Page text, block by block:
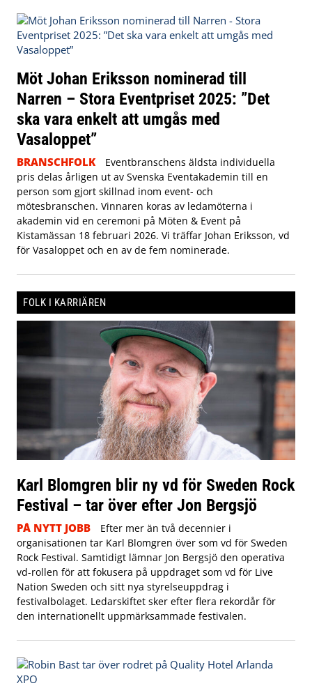
Möt Johan Eriksson nominerad till
Narren – Stora Eventpriset 2025: ”Det
ska vara enkelt att umgås med
Vasaloppet”
BRANSCHFOLK
Eventbranschens äldsta individuella
pris delas årligen ut av Svenska Eventakademin till en
person som gjort skillnad inom event- och
mötesbranschen. Vinnaren koras av ledamöterna i
akademin vid en ceremoni på Möten & Event på
Kistamässan 18 februari 2026. Vi träffar Johan Eriksson, vd
för Vasaloppet och en av de fem nominerade.
FOLK I KARRIÄREN
Karl Blomgren blir ny vd för Sweden Rock
Festival – tar över efter Jon Bergsjö
PÅ NYTT JOBB
Efter mer än två decennier i
organisationen tar Karl Blomgren över som vd för Sweden
Rock Festival. Samtidigt lämnar Jon Bergsjö den operativa
vd-rollen för att fokusera på uppdraget som vd för Live
Nation Sweden och sitt nya styrelseuppdrag i
festivalbolaget. Ledarskiftet sker efter flera rekordår för
den internationellt uppmärksammade festivalen.